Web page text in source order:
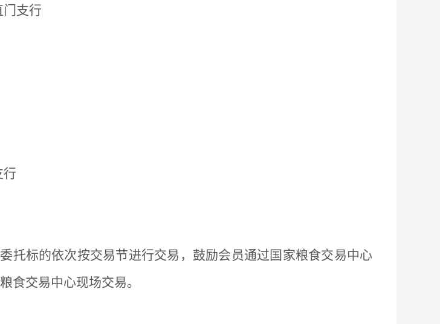
门支行
行
托标的依次按交易节进行交易，鼓励会员通过国家粮食交易中心
食交易中心现场交易。